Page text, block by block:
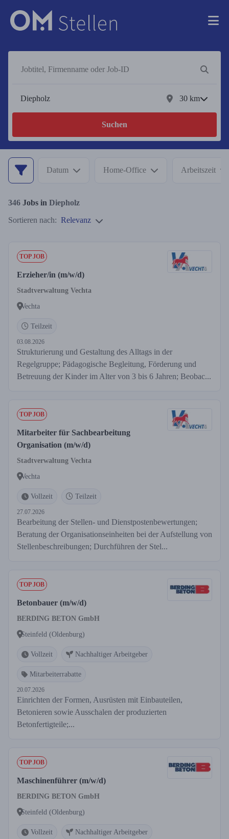
30 km
Suchen
Datum Home-Office Arbeitszeit
346 Jobs in Diepholz
Sortieren nach: Relevanz
TOP JOB
Erzieher/in (m/w/d)
Stadtverwaltung Vechta
Vechta
Teilzeit
03.08.2026
Strukturierung und Gestaltung des Alltags in der
Regelgruppe; Pädagogische Begleitung, Förderung und
Betreuung der Kinder im Alter von 3 bis 6 Jahren; Beobac...
TOP JOB
Mitarbeiter für Sachbearbeitung
Organisation (m/w/d)
Stadtverwaltung Vechta
Vechta
Vollzeit Teilzeit
27.07.2026
Bearbeitung der Stellen- und Dienstpostenbewertungen;
Beratung der Organisationseinheiten bei der Aufstellung von
Stellenbeschreibungen; Durchführen der Stel...
TOP JOB
Betonbauer (m/w/d)
BERDING BETON GmbH
Steinfeld (Oldenburg)
Vollzeit Nachhaltiger Arbeitgeber
Mitarbeiterrabatte
20.07.2026
Einrichten der Formen, Ausrüsten mit Einbauteilen,
Betonieren sowie Ausschalen der produzierten
Betonfertigteile;...
TOP JOB
Maschinenführer (m/w/d)
BERDING BETON GmbH
Steinfeld (Oldenburg)
Vollzeit Nachhaltiger Arbeitgeber